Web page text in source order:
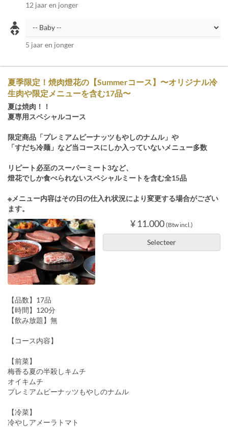
12 jaar en jonger
5 jaar en jonger
夏季限定！焼肉燈花の【Summerコース】〜オリジナル冷
生肉や限定メニューを含む17品〜
夏は焼肉！！
夏専用スペシャルコース
限定商品「プレミアムピーナッツもやしのナムル」や
「すだち冷麺」など当コースにしか入っていないメニュー多数
リピート必至のスーパーミート3など、
燈花でしか食べられないスペシャルミートを含む全15品
※メニュー内容はその日の仕入れ状況により変更する場合がござい
ます。
¥ 11.000 (Btw incl.)
Selecteer
【品数】17品
【時間】120分
【飲み放題】無
【コース内容】
【前菜】
梅香る夏の半殺しキムチ
オイキムチ
プレミアムピーナッツもやしのナムル
【冷菜】
冷やしアメーラトマト